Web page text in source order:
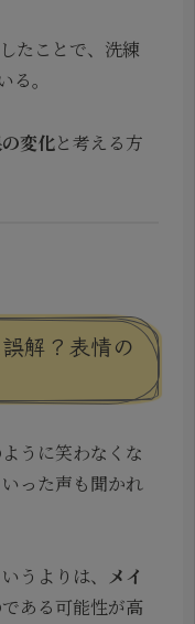
たことで、洗練
。
変化と考える方
解？表情の
うに笑わなくな
った声も聞かれ
うよりは、 メイ
ある可能性が高